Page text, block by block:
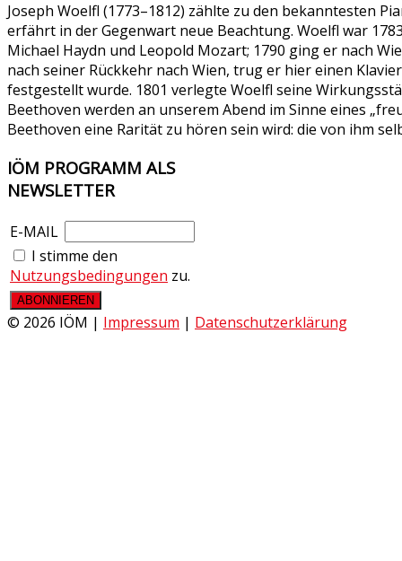
Joseph Woelfl (1773–1812) zählte zu den bekanntesten
erfährt in der Gegenwart neue Beachtung. Woelfl war
Michael Haydn und Leopold Mozart; 1790 ging er nach
nach seiner Rückkehr nach Wien, trug er hier einen
festgestellt wurde. 1801 verlegte Woelfl seine
Beethoven werden an unserem Abend im Sinne eines
Beethoven eine Rarität zu hören sein wird: die von ihm
IÖM PROGRAMM ALS
NEWSLETTER
E-MAIL
I stimme den
Nutzungsbedingungen zu.
© 2026 IÖM | Impressum | Datenschutzerklärung